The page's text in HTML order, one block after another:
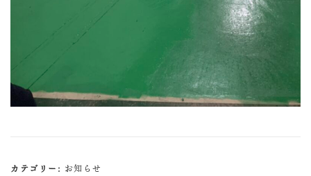
カテゴリー: お知らせ